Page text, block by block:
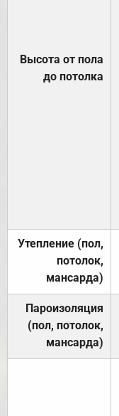
Высота от пола
до потолка
Утепление (пол,
потолок,
мансарда)
Пароизоляция
(пол, потолок,
мансарда)